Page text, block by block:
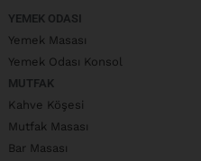
YEMEK ODASI
Yemek Masası
Yemek Odası Konsol
MUTFAK
Kahve Köşesi
Mutfak Masası
Bar Masası